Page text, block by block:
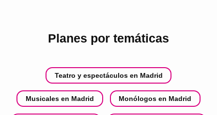
Planes por temáticas
Teatro y espectáculos en Madrid
Musicales en Madrid Monólogos en Madrid